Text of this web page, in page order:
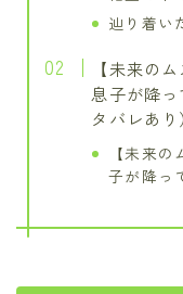
辿り着い
【未来の
息子が降
タバレあり
【未来
子が降っ